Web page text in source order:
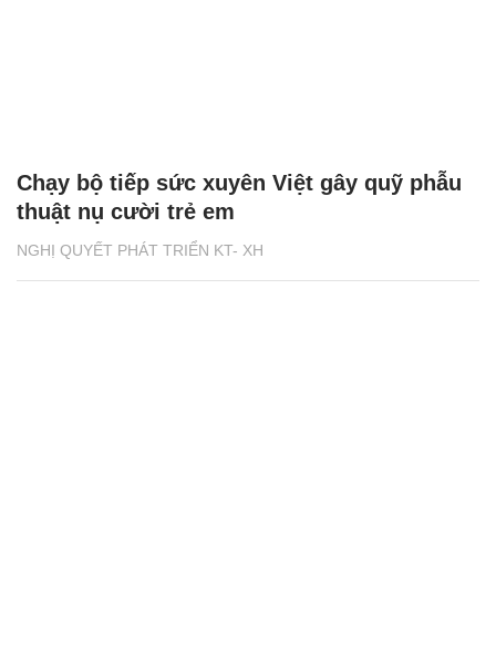
NGHỊ QUYẾT PHÁT TRIỂN KT- XH
Chạy bộ tiếp sức xuyên Việt gây quỹ phẫu
thuật nụ cười trẻ em